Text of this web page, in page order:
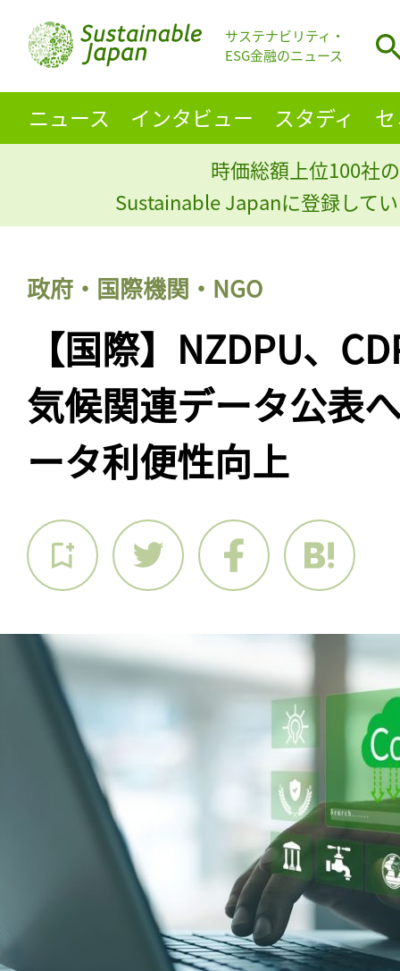
サステナビリティ・
ESG金融のニュース
ニュース インタビュー スタディ
時価総額上位100社
Sustainable Japanに登録して
政府・国際機関・NGO
【国際】NZDPU、
気候関連データ公表
ータ利便性向上